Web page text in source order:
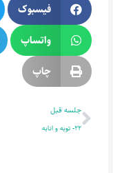
فیسبوک
واتساپ
چاپ
قبلی
جلسه قبل
22- توبه و انابه